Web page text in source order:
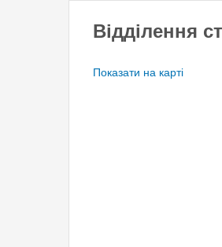
Відділення
Показати на карті